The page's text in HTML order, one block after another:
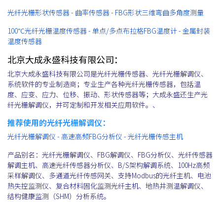
光纤光栅形状传感器 - 曲率传感器 - FBG形状三维弯曲多角度测量
100℃光纤光栅温度传感器 - 单点/多点布拉格FBG温度计 - 金属封装
温度传感器
北京大成永盛科技有限公司：
北京大成永盛科技有限公司是光纤光栅传感器、光纤光栅解调仪、
系统软件的专业制造商；专业生产各种光纤光栅传感器，包括温
度、应变、应力、位移、振动、形状传感器等；大成永盛还生产光
纤光栅解调仪，并可定制和开发相关应用软件。、
推荐使用的光纤光栅解调仪：
光纤光栅解调仪 - 高速高频FBG分析仪 - 光纤光栅传感主机
产品别名：光纤光栅解调仪、FBG解调仪、FBG分析仪、光纤传感器
解调主机、高速光纤传感器分析仪、B/S架构解调系统、100Hz高频
采样解调仪、多通道光纤传感网关、支持Modbus的光纤主机、电池
热失控监测仪、复合材料固化监测光纤主机、地热井测温解调仪、
结构健康监测（SHM）分析系统。